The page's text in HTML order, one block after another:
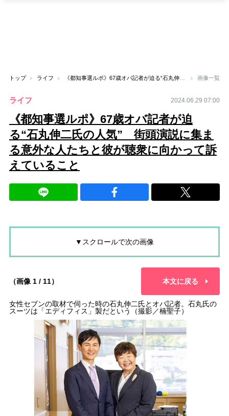
トップ ライフ 《都知事選ルポ》67歳オバ記者が迫る“石丸伸二氏の人気” 街頭演説に集まる意外な人たちと彼が聴衆に向かって訴えていること 画像一覧
ライフ 2024.06.29 07:00
《都知事選ルポ》67歳オバ記者が迫
る“石丸伸二氏の人気” 街頭演説に集ま
る意外な人たちと彼が聴衆に向かって訴
えていること
▼スクロールで次の画像
（画像 1 / 11） 本文に戻る
女性セブンの取材で伺った時の石丸伸二氏とオバ記者。石丸氏の
スーツは「エディフィス」製だという（撮影／楠聖子）